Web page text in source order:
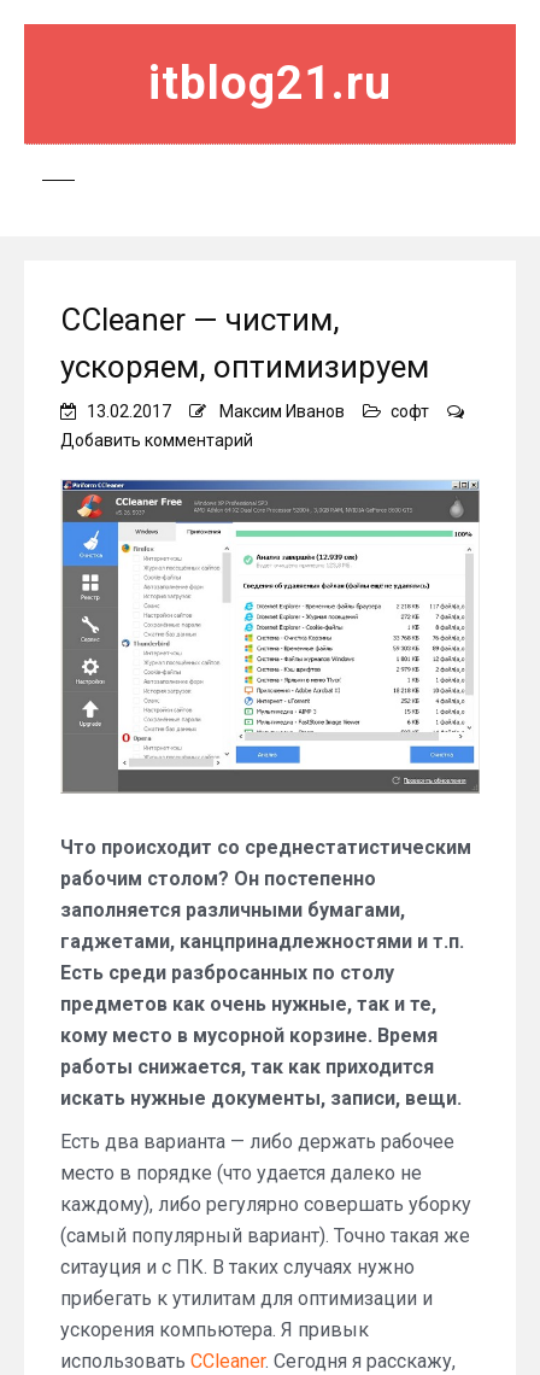
itblog21.ru
CCleaner — чистим,
ускоряем, оптимизируем
13.02.2017 Максим Иванов
софт
Добавить комментарий
—
чистим,
ускоряем,
оптимизируем
Что происходит со среднестатистическим
рабочим столом? Он постепенно
заполняется различными бумагами,
гаджетами, канцпринадлежностями и т.п.
Есть среди разбросанных по столу
предметов как очень нужные, так и те,
кому место в мусорной корзине. Время
работы снижается, так как приходится
искать нужные документы, записи, вещи.
Есть два варианта — либо держать рабочее
место в порядке (что удается далеко не
каждому), либо регулярно совершать уборку
(самый популярный вариант). Точно такая же
ситауция и с ПК. В таких случаях нужно
прибегать к утилитам для оптимизации и
ускорения компьютера. Я привык
использовать CCleaner. Сегодня я расскажу,